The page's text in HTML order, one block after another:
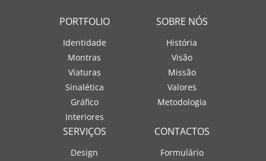
PORTFOLIO
Identidade
Montras
Viaturas
Sinalética
Gráfico
Interiores
SOBRE NÓS
História
Visão
Missão
Valores
Metodologia
SERVIÇOS
Design
CONTACTOS
Formulário